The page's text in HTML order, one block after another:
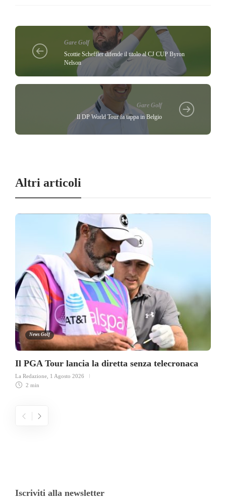
Gare Golf
Scottie Scheffler difende il titolo al CJ CUP Byron
Nelson
Gare Golf
Il DP World Tour fa tappa in Belgio
Altri articoli
News Golf
Il PGA Tour lancia la diretta senza telecronaca
La Redazione, 1 Agosto 2026
2 min
Iscriviti alla newsletter